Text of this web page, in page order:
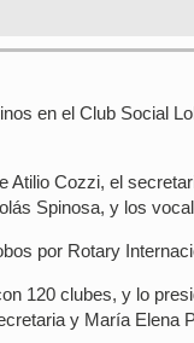
en el Club Social
Atilio Cozzi, el
Spinosa, y los
por Rotary
120 clubes, y lo
y María Elena